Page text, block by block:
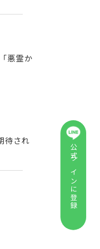
公式ラインに登録
悪霊か
待され